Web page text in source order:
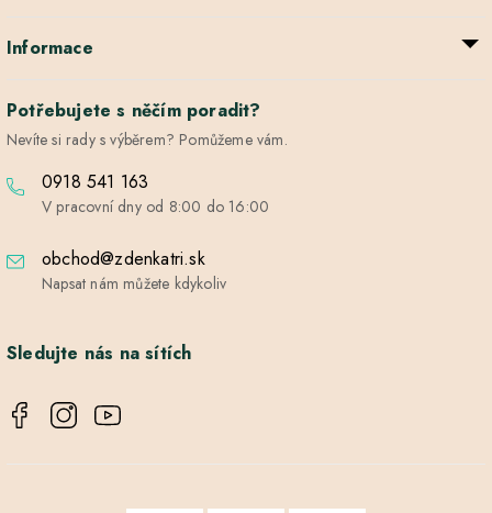
Informace
Potřebujete s něčím poradit?
Nevíte si rady s výběrem? Pomůžeme vám.
0918 541 163
V pracovní dny od 8:00 do 16:00
obchod@zdenkatri.sk
Napsat nám můžete kdykoliv
Sledujte nás na sítích